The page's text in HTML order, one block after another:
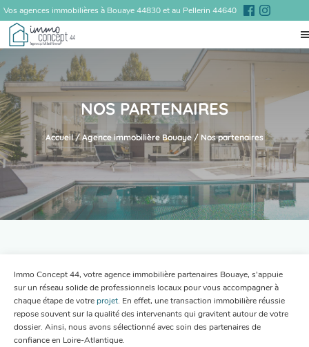
Vos agences immobilières à Bouaye 44830 et au Pellerin 44640
NOS PARTENAIRES
Accueil/ Agence immobilière Bouaye/ Nos partenaires
Immo Concept 44, votre agence immobilière partenaires Bouaye, s’appuie
sur un réseau solide de professionnels locaux pour vous accompagner à
chaque étape de votre projet. En effet, une transaction immobilière réussie
repose souvent sur la qualité des intervenants qui gravitent autour de votre
dossier. Ainsi, nous avons sélectionné avec soin des partenaires de
confiance en Loire-Atlantique.